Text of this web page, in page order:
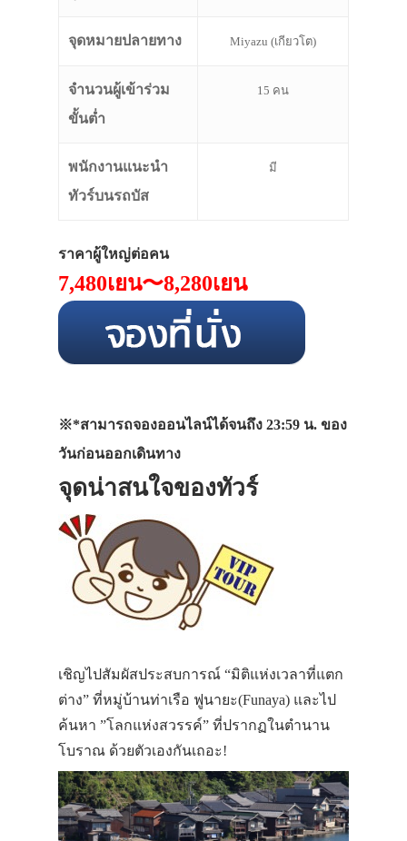
จุดหมายปลายทาง Miyazu (เกียวโต)
จำนวนผู้เข้าร่วม
ขั้นต่ำ
15 คน
พนักงานแนะนำ
ทัวร์บนรถบัส
มี
ราคาผู้ใหญ่ต่อคน
7,480เยน〜8,280เยน
※*สามารถจองออนไลน์ได้จนถึง 23:59 น. ของ
วันก่อนออกเดินทาง
จุดน่าสนใจของทัวร์
เชิญไปสัมผัสประสบการณ์ “มิติแห่งเวลาที่แตก
ต่าง” ที่หมู่บ้านท่าเรือ ฟูนายะ(Funaya) และไป
ค้นหา ”โลกแห่งสวรรค์” ที่ปรากฏในตำนาน
โบราณ ด้วยตัวเองกันเถอะ!